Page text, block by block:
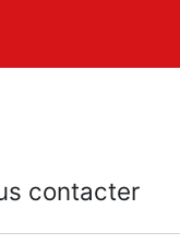
contacter